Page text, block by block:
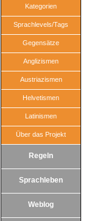
Kategorien
Sprachlevels/Tags
Gegensätze
Anglizismen
Austriazismen
Helvetismen
Latinismen
Über das Projekt
Regeln
Sprachleben
Weblog